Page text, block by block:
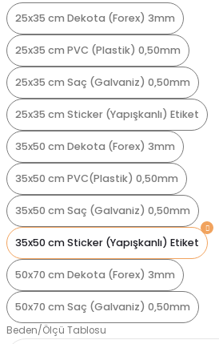
25x35 cm Dekota (Forex) 3mm
25x35 cm PVC (Plastik) 0,50mm
25x35 cm Saç (Galvaniz) 0,50mm
25x35 cm Sticker (Yapışkanlı) Etiket
35x50 cm Dekota (Forex) 3mm
35x50 cm PVC(Plastik) 0,50mm
35x50 cm Saç (Galvaniz) 0,50mm
35x50 cm Sticker (Yapışkanlı) Etiket
50x70 cm Dekota (Forex) 3mm
50x70 cm Saç (Galvaniz) 0,50mm
Beden/Ölçü Tablosu